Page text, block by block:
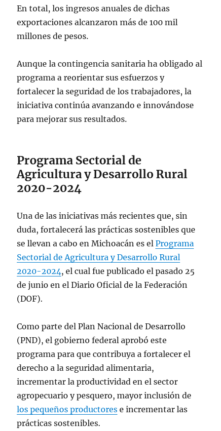
En total, los ingresos anuales de dichas
exportaciones alcanzaron más de 100 mil
millones de pesos.
Aunque la contingencia sanitaria ha obligado al
programa a reorientar sus esfuerzos y
fortalecer la seguridad de los trabajadores, la
iniciativa continúa avanzando e innovándose
para mejorar sus resultados.
Programa Sectorial de
Agricultura y Desarrollo Rural
2020-2024
Una de las iniciativas más recientes que, sin
duda, fortalecerá las prácticas sostenibles que
se llevan a cabo en Michoacán es elPrograma
Sectorial de Agricultura y Desarrollo Rural
2020-2024 , el cual fue publicado el pasado 25
de junio en el Diario Oficial de la Federación
(DOF).
Como parte del Plan Nacional de Desarrollo
(PND), el gobierno federal aprobó este
programa para que contribuya a fortalecer el
derecho a la seguridad alimentaria,
incrementar la productividad en el sector
agropecuario y pesquero, mayor inclusión de
los pequeños productores e incrementar las
prácticas sostenibles.